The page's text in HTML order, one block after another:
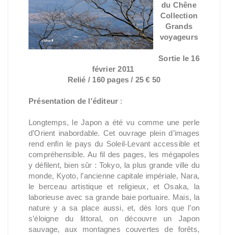
du Chêne
Collection
Grands
voyageurs
Sortie le 16
février 2011
Relié / 160 pages / 25 € 50
Présentation de l'éditeur :
Longtemps, le Japon a été vu comme une perle
d’Orient inabordable. Cet ouvrage plein d’images
rend enfin le pays du Soleil-Levant accessible et
compréhensible. Au fil des pages, les mégapoles
y défilent, bien sûr : Tokyo, la plus grande ville du
monde, Kyoto, l’ancienne capitale impériale, Nara,
le berceau artistique et religieux, et Osaka, la
laborieuse avec sa grande baie portuaire. Mais, la
nature y a sa place aussi, et, dès lors que l’on
s’éloigne du littoral, on découvre un Japon
sauvage, aux montagnes couvertes de forêts,